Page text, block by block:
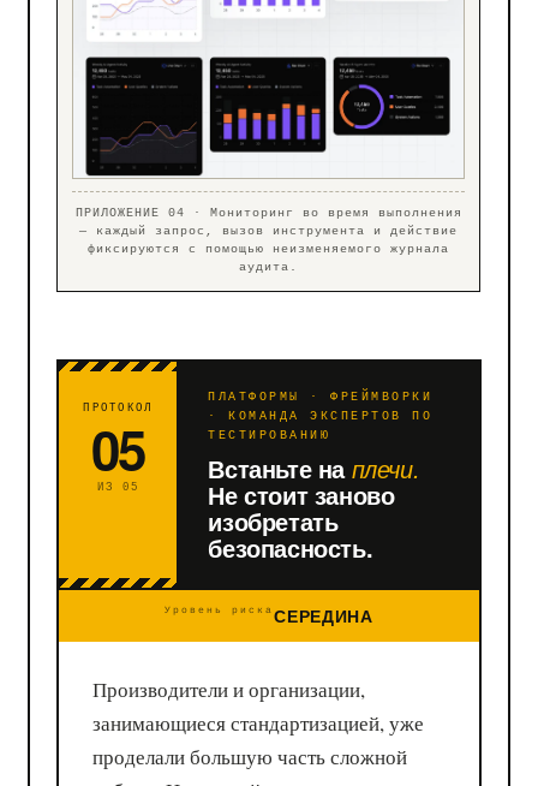
ПРИЛОЖЕНИЕ 04 · Мониторинг во время выполнения
— каждый запрос, вызов инструмента и действие
фиксируются с помощью неизменяемого журнала
аудита.
ПРОТОКОЛ
05
ИЗ 05
ПЛАТФОРМЫ · ФРЕЙМВОРКИ
· КОМАНДА ЭКСПЕРТОВ ПО
ТЕСТИРОВАНИЮ
Встаньте наплечи.
Не стоит заново
изобретать
безопасность.
Уровень риска СЕРЕДИНА
Производители и организации,
занимающиеся стандартизацией, уже
проделали большую часть сложной